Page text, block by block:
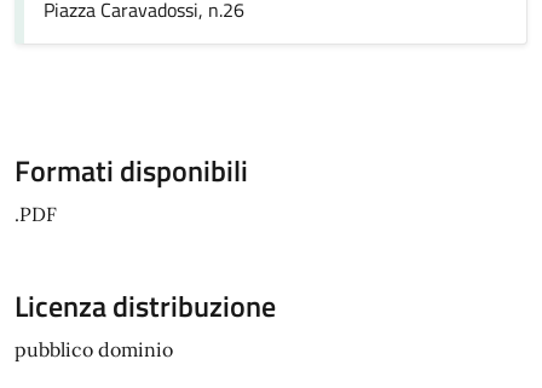
Piazza Caravadossi, n.26
Formati disponibili
.PDF
Licenza distribuzione
pubblico dominio